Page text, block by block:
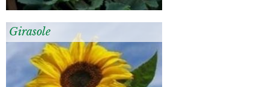
Girasole